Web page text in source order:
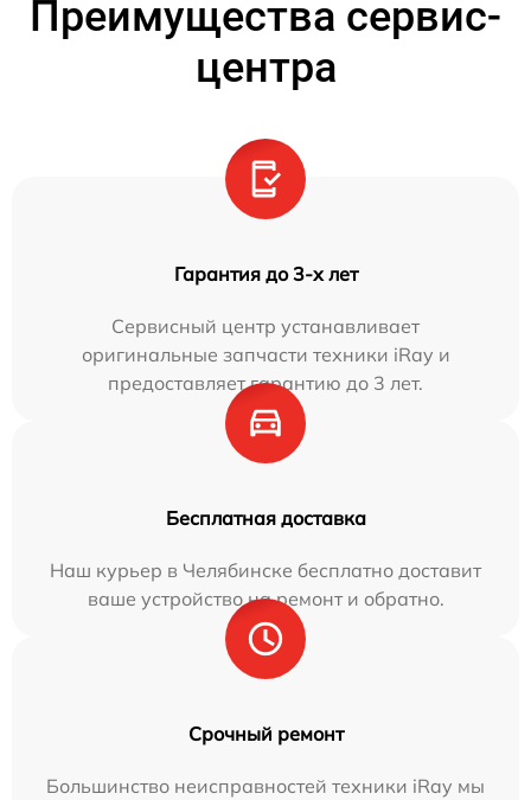
Преимущества сервис-
центра
Гарантия до 3-х лет
Сервисный центр устанавливает
оригинальные запчасти техники iRay и
предоставляет гарантию до 3 лет.
Бесплатная доставка
Наш курьер в Челябинске бесплатно доставит
ваше устройство на ремонт и обратно.
Срочный ремонт
Большинство неисправностей техники iRay мы